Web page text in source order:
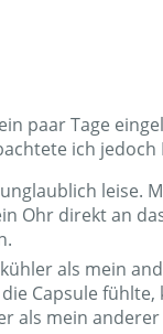
paar Tage
ich jedoch
leise.
Ohr direkt an
als mein
Capsule
als mein